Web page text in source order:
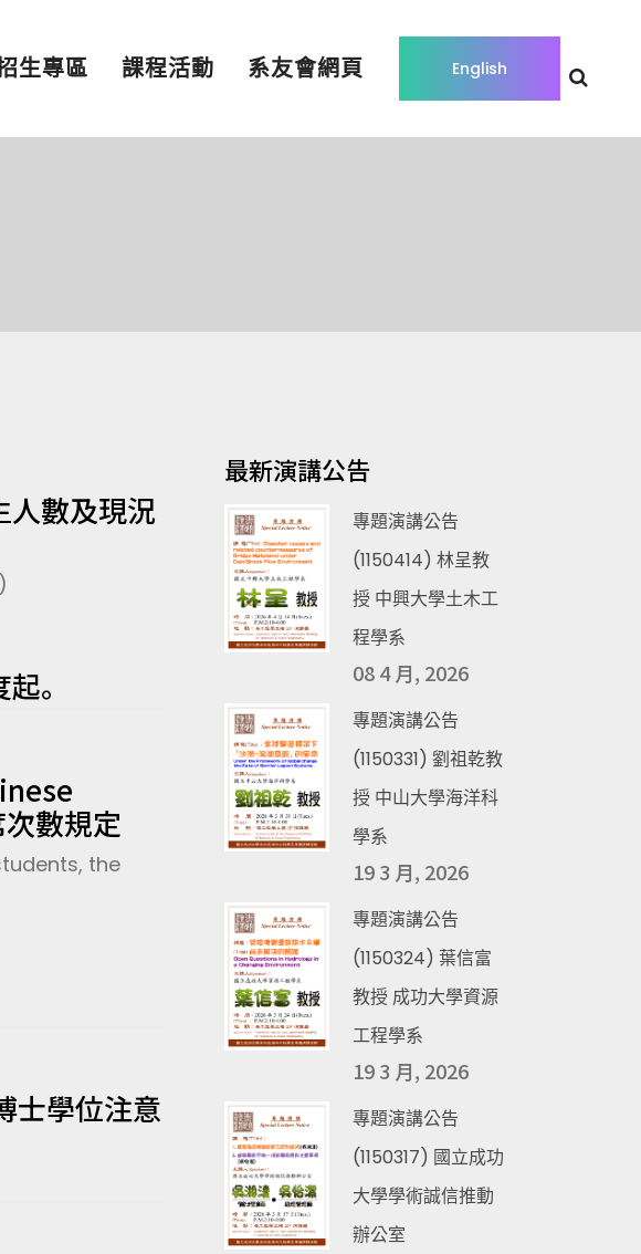
English
生專區 課程活動 系友會網頁
人數及現況
。
數規定
the
士學位注意
最新演講公告
專題演講公告
(1150414) 林呈教
授 中興大學土木工
程學系
08 4 月, 2026
專題演講公告
(1150331) 劉祖乾教
授 中山大學海洋科
學系
19 3 月, 2026
專題演講公告
(1150324) 葉信富
教授 成功大學資源
工程學系
19 3 月, 2026
專題演講公告
(1150317) 國立成功
大學學術誠信推動
辦公室